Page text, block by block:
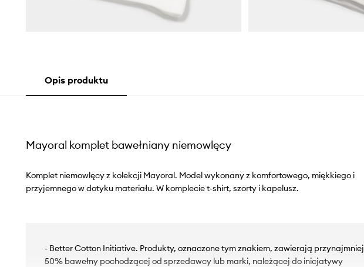
Opis produktu
Mayoral komplet bawełniany niemowlęcy
Komplet niemowlęcy z kolekcji Mayoral. Model wykonany z komfortowego, miękkiego i
przyjemnego w dotyku materiału. W komplecie t-shirt, szorty i kapelusz.
- Better Cotton Initiative. Produkty, oznaczone tym znakiem, zawierają przynajmniej
50% bawełny pochodzącej od sprzedawcy lub marki, należącej do inicjatywy